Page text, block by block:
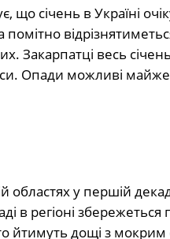
що січень в Україні
Закарпатці весь
Опади можливі
областях у першій
в регіоні
йтимуть дощі з